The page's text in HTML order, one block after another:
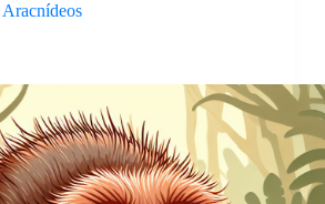
Aracnídeos